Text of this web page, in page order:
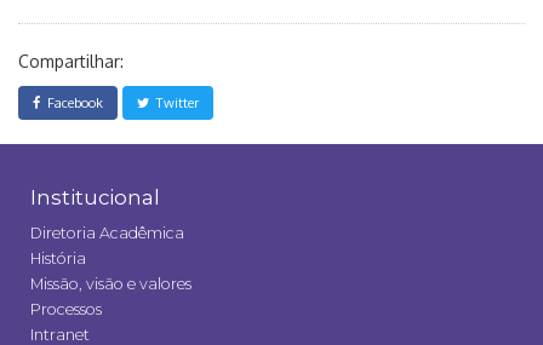
Compartilhar:
Facebook Twitter
Institucional
Diretoria Acadêmica
História
Missão, visão e valores
Processos
Intranet